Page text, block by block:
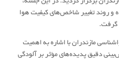
و روند تغییر شاخص‌های کیفیت هوا
گرفت.
مازندران با اشاره به اهمیت
دقیق پدیده‌های مؤثر بر آلودگی